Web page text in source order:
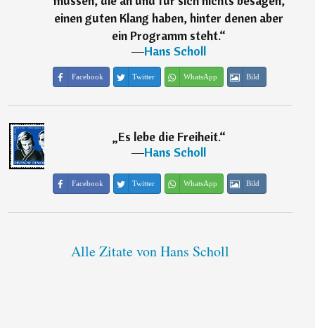
einen guten Klang haben, hinter denen aber
ein Programm steht.“
―Hans Scholl
Facebook Twitter WhatsApp Bild
„Es lebe die Freiheit.“
―Hans Scholl
Facebook Twitter WhatsApp Bild
Alle Zitate von Hans Scholl